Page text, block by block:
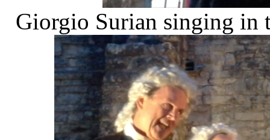
Giorgio Surian singing in